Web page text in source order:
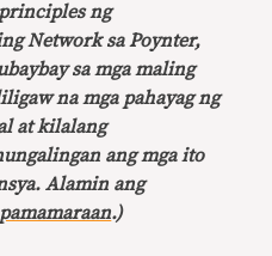
ng
Network sa Poynter,
sa mga maling
na mga pahayag ng
at kilalang
ang mga ito
Alamin ang
pamamaraan.)